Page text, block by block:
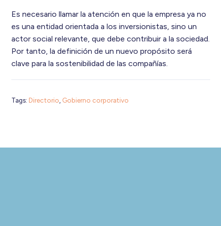
Es necesario llamar la atención en que la empresa ya no
es una entidad orientada a los inversionistas, sino un
actor social relevante, que debe contribuir a la sociedad.
Por tanto, la definición de un nuevo propósito será
clave para la sostenibilidad de las compañías.
Tags: Directorio Gobierno corporativo